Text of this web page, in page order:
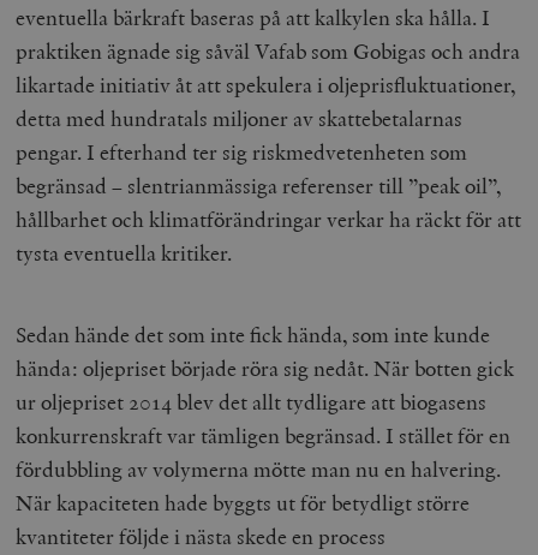
eventuella bärkraft baseras på att kalkylen ska hålla. I
praktiken ägnade sig såväl Vafab som Gobigas och andra
likartade initiativ åt att spekulera i oljeprisfluktuationer,
detta med hundratals miljoner av skattebetalarnas
pengar. I efterhand ter sig riskmedvetenheten som
begränsad – slentrianmässiga referenser till ”peak oil”,
hållbarhet och klimatförändringar verkar ha räckt för att
tysta eventuella kritiker.
Sedan hände det som inte fick hända, som inte kunde
hända: oljepriset började röra sig nedåt. När botten gick
ur oljepriset 2014 blev det allt tydligare att biogasens
konkurrenskraft var tämligen begränsad. I stället för en
fördubbling av volymerna mötte man nu en halvering.
När kapaciteten hade byggts ut för betydligt större
kvantiteter följde i nästa skede en process